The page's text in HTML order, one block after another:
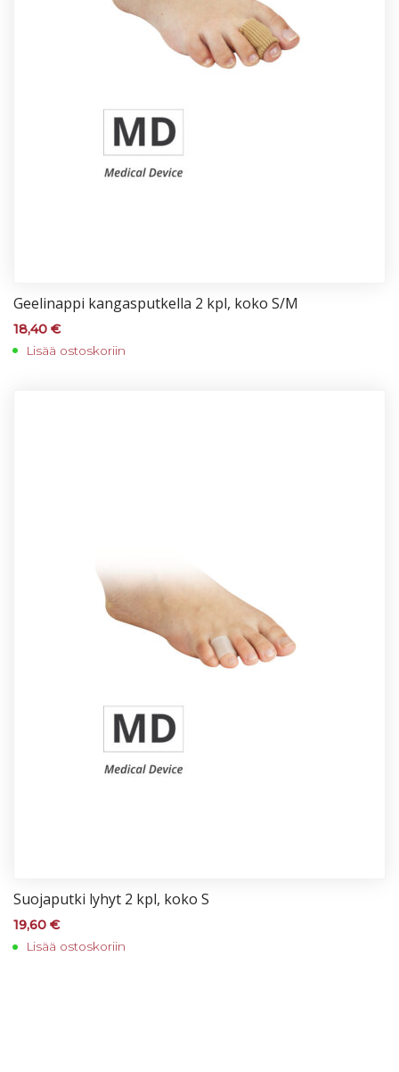
Gee­li­nap­pi kan­gas­put­kel­la 2 kpl, ko­ko S/M
18,40 €
Lisää ostoskoriin
Suo­ja­put­ki ly­hyt 2 kpl, ko­ko S
19,60 €
Lisää ostoskoriin